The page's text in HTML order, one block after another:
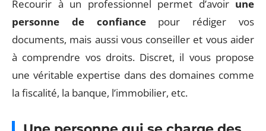
Recourir à un professionnel permet d’avoir une
personne de confiancepour rédiger vos
documents, mais aussi vous conseiller et vous aider
à comprendre vos droits. Discret, il vous propose
une véritable expertise dans des domaines comme
la fiscalité, la banque, l’immobilier, etc.